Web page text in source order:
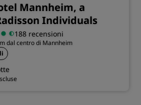
Mannheim, a
Individuals
188 recensioni
dal centro di Mannheim